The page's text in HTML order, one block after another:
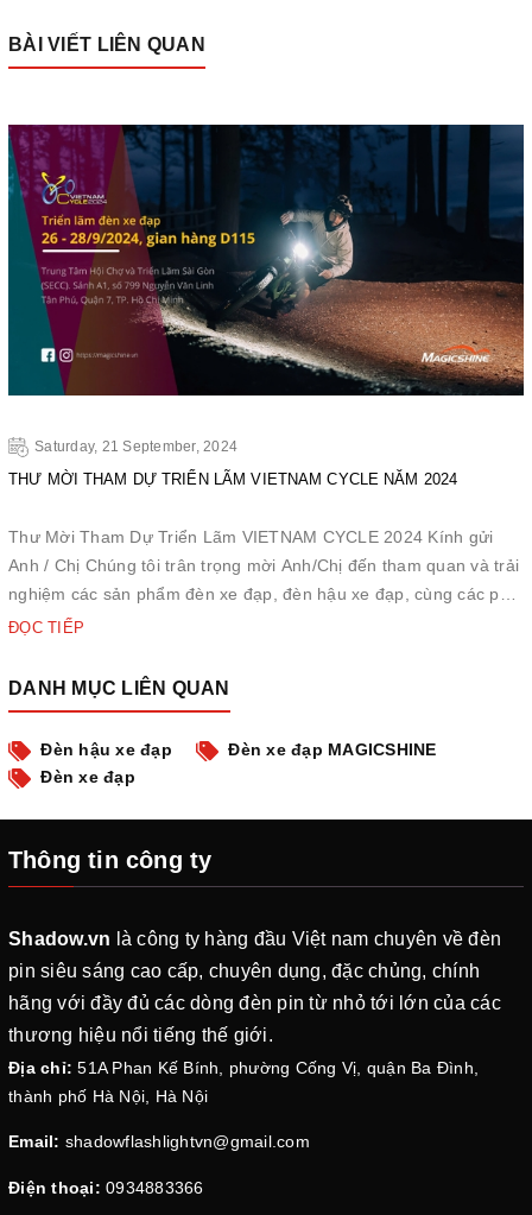
BÀI VIẾT LIÊN QUAN
Saturday, 21 September, 2024
THƯ MỜI THAM DỰ TRIỂN LÃM VIETNAM CYCLE NĂM 2024
Thư Mời Tham Dự Triển Lãm VIETNAM CYCLE 2024 Kính gửi
Anh / Chị Chúng tôi trân trọng mời Anh/Chị đến tham quan và trải
nghiệm các sản phẩm đèn xe đạp, đèn hậu xe đạp, cùng các phụ
kiện đèn xe đạp của chúng tôi tại triển lãm xe đạp năm 2024.
ĐỌC TIẾP
DANH MỤC LIÊN QUAN
Đèn hậu xe đạp
Đèn xe đạp MAGICSHINE
Đèn xe đạp
Thông tin công ty
Shadow.vn là công ty hàng đầu Việt nam chuyên về đèn
pin siêu sáng cao cấp, chuyên dụng, đặc chủng, chính
hãng với đầy đủ các dòng đèn pin từ nhỏ tới lớn của các
thương hiệu nổi tiếng thế giới.
Địa chỉ: 51A Phan Kế Bính, phường Cống Vị, quận Ba Đình,
thành phố Hà Nội, Hà Nội
Email: shadowflashlightvn@gmail.com
Điện thoại: 0934883366